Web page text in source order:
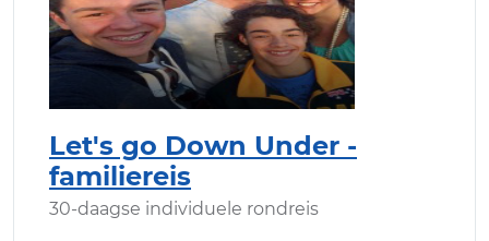
Let's go Down Under -
familiereis
30-daagse individuele rondreis